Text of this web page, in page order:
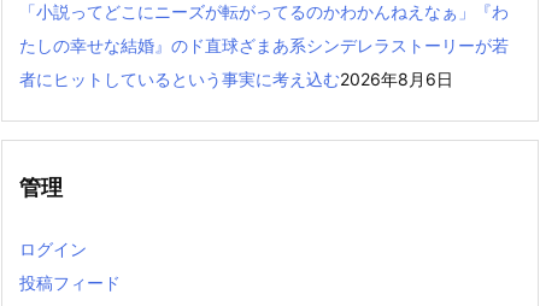
「小説ってどこにニーズが転がってるのかわかんねえなぁ」『わ
たしの幸せな結婚』のド直球ざまあ系シンデレラストーリーが若
者にヒットしているという事実に考え込む2026年8月6日
管理
ログイン
投稿フィード